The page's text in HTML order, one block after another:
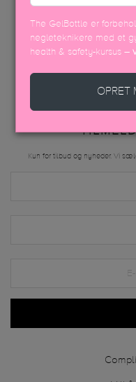
Kun for tilbud og nyheder. Vi
The GelBottle er
negleteknikere med et
health & safety-kursus –
OPRET